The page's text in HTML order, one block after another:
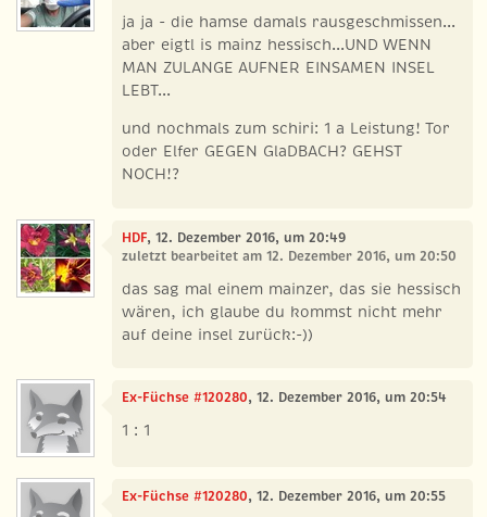
ja ja - die hamse damals rausgeschmissen...
aber eigtl is mainz hessisch...UND WENN
MAN ZULANGE AUFNER EINSAMEN INSEL
LEBT...
und nochmals zum schiri: 1 a Leistung! Tor
oder Elfer GEGEN GlaDBACH? GEHST
NOCH!?
HDF, 12. Dezember 2016, um 20:49
zuletzt bearbeitet am 12. Dezember 2016, um 20:50
das sag mal einem mainzer, das sie hessisch
wären, ich glaube du kommst nicht mehr
auf deine insel zurück:-))
Ex-Füchse #120280, 12. Dezember 2016, um 20:54
1 : 1
Ex-Füchse #120280, 12. Dezember 2016, um 20:55